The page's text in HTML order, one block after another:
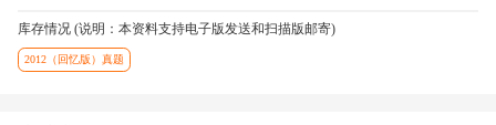
库存情况 (说明：本资料支持电子版发送和扫描版邮寄)
2012（回忆版）真题